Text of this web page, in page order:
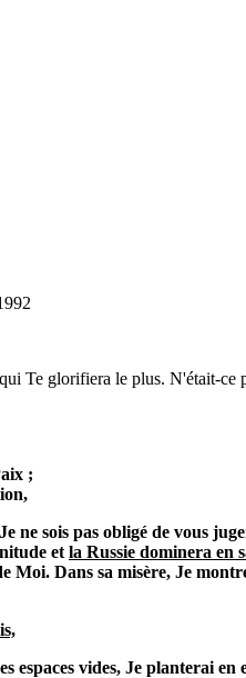
Te glorifiera le plus. N'était-ce
;
ne sois pas obligé de vous
et la Russie dominera en
Moi. Dans sa misère, Je
vides, Je planterai